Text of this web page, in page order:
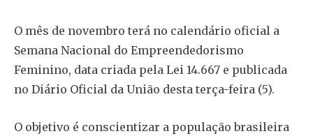
O mês de novembro terá no calendário oficial a
Semana Nacional do Empreendedorismo
Feminino, data criada pela Lei 14.667 e publicada
no Diário Oficial da União desta terça-feira (5).
O objetivo é conscientizar a população brasileira